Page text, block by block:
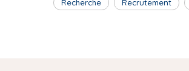
Recherche Recrutement